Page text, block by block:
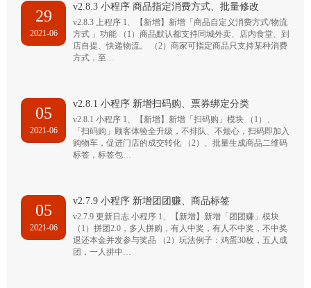
29
2021-06
v2.8.3 小程序 商品指定消费方式、批量修改
v2.8.3 上程序 1、【新增】新增「商品自定义消费方式/物流
方式 」功能 （1）商品默认都支持同城外卖、店内食堂、到
店自提、快递物流。 （2）商家可指定商品只支持某种消费
方式，至…
05
2021-06
v2.8.1 小程序 新增扫码购、票券绑定分类
v2.8.1 小程序 1、【新增】新增「扫码购」模块 （1）、
「扫码购」顾客体验全升级，不排队、不烦心，扫码即加入
购物车，促进门店的成交转化 （2）、批量生成商品二维码
标签，标签包…
05
2021-06
v2.7.9 小程序 新增团团赚、商品标签
v2.7.9 更新日志 小程序 1、【新增】新增「团团赚」模块
（1）拼团2.0，多人拼购，有人中奖，有人不中奖，不中奖
退还本金并发参与奖品 （2）玩法例子：鸡蛋30枚，五人成
团，一人拼中…